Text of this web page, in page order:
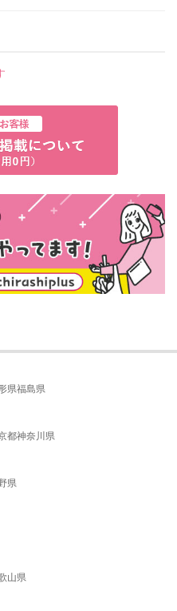
県福島県
都神奈川県
県
山県